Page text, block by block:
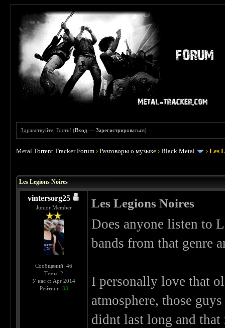
Здравствуйте, Гость! (Вход —Зарегистрироваться)
Metal Torrent Tracker Forum ›Разговоры о музыке ›Black Metal ›Les
Les Legions Noires
vintersorg25
Junior Member
Сообщений: 46
Темы: 2
У нас с: Apr 2014
Рейтинг: 33
Les Legions Noires
Does anyone listen to
bands from that genre
I personally love that
atmosphere, those
didnt last long and